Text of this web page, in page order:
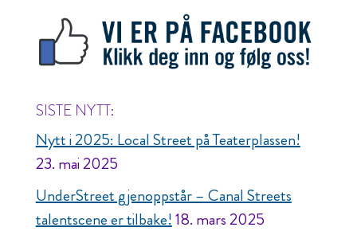
SISTE NYTT:
Nytt i 2025: Local Street på Teaterplassen!
23. mai 2025
UnderStreet gjenoppstår – Canal Streets
talentscene er tilbake!18. mars 2025